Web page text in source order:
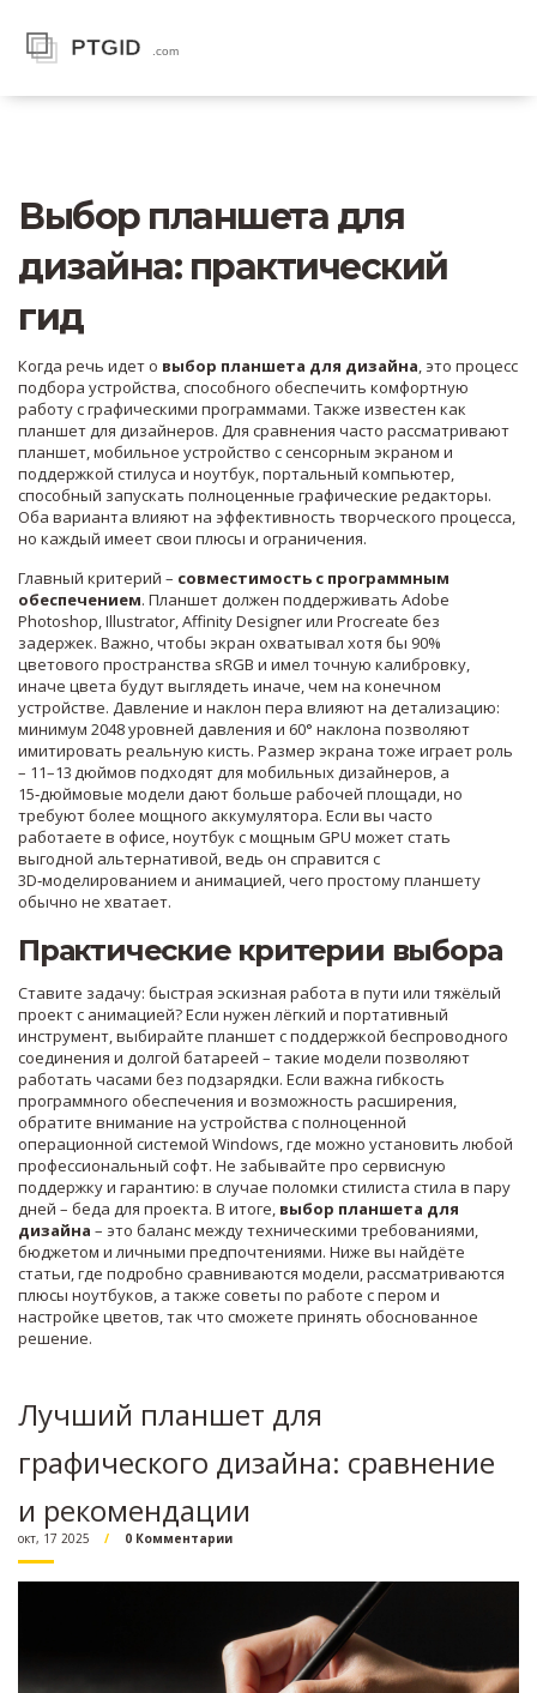
Выбор планшета для
дизайна: практический
гид
Когда речь идет о выбор планшета для дизайна, это процесс
подбора устройства, способного обеспечить комфортную
работу с графическими программами. Также известен как
планшет для дизайнеров. Для сравнения часто рассматривают
планшет,мобильное устройство с сенсорным экраном и
поддержкой стилуса и ноутбук,портальный компьютер,
способный запускать полноценные графические редакторы.
Оба варианта влияют на эффективность творческого процесса,
но каждый имеет свои плюсы и ограничения.
Главный критерий – совместимость с программным
обеспечением. Планшет должен поддерживать Adobe
Photoshop, Illustrator, Affinity Designer или Procreate без
задержек. Важно, чтобы экран охватывал хотя бы 90%
цветового пространства sRGB и имел точную калибровку,
иначе цвета будут выглядеть иначе, чем на конечном
устройстве. Давление и наклон пера влияют на детализацию:
минимум 2048 уровней давления и 60° наклона позволяют
имитировать реальную кисть. Размер экрана тоже играет роль
– 11–13 дюймов подходят для мобильных дизайнеров, а
15‑дюймовые модели дают больше рабочей площади, но
требуют более мощного аккумулятора. Если вы часто
работаете в офисе, ноутбук с мощным GPU может стать
выгодной альтернативой, ведь он справится с
3D‑моделированием и анимацией, чего простому планшету
обычно не хватает.
Практические критерии выбора
Ставите задачу: быстрая эскизная работа в пути или тяжёлый
проект с анимацией? Если нужен лёгкий и портативный
инструмент, выбирайте планшет с поддержкой беспроводного
соединения и долгой батареей – такие модели позволяют
работать часами без подзарядки. Если важна гибкость
программного обеспечения и возможность расширения,
обратите внимание на устройства с полноценной
операционной системой Windows, где можно установить любой
профессиональный софт. Не забывайте про сервисную
поддержку и гарантию: в случае поломки стилиста стила в пару
дней – беда для проекта. В итоге, выбор планшета для
дизайна – это баланс между техническими требованиями,
бюджетом и личными предпочтениями. Ниже вы найдёте
статьи, где подробно сравниваются модели, рассматриваются
плюсы ноутбуков, а также советы по работе с пером и
настройке цветов, так что сможете принять обоснованное
решение.
Лучший планшет для
графического дизайна: сравнение
и рекомендации
окт, 17 2025 0 Комментарии